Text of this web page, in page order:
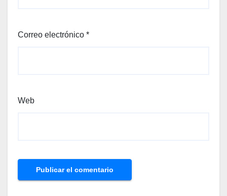
Correo electrónico *
Web